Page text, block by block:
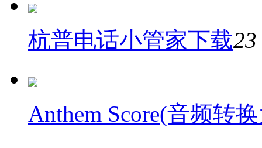
杭普电话小管家下载
Anthem Score(音频转